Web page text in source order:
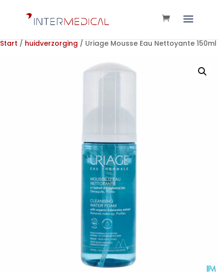
Start / huidverzorging / Uriage Mousse Eau Nettoyante 150ml